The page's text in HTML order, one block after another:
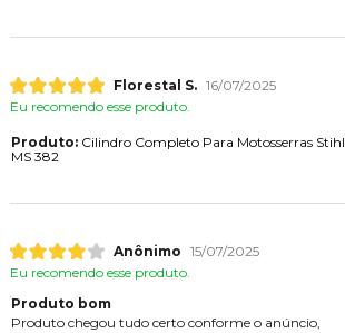
Florestal S. 16/07/2025
Eu recomendo esse produto.
Produto:Cilindro Completo Para Motosserras Stihl
MS 382
Anônimo 15/07/2025
Eu recomendo esse produto.
Produto bom
Produto chegou tudo certo conforme o anúncio,